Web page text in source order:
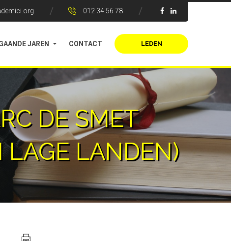
012 34 56 78
LEDEN
JAREN CONTACT
DE SMET
LAGE LANDEN)